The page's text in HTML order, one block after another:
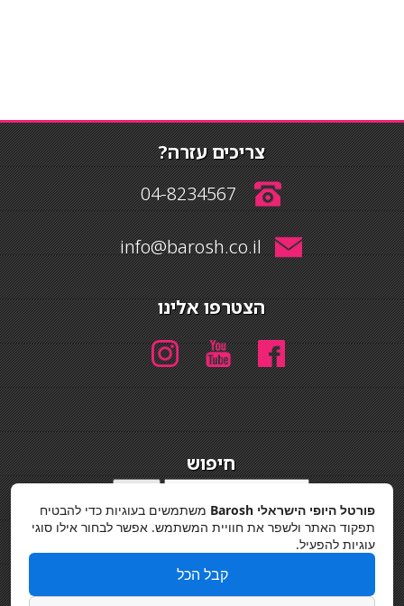
צריכים עזרה?
04-8234567
info@barosh.co.il
הצטרפו אלינו
חיפוש
מדיניות פרטיות
פורטל היופי הישראלי Barosh
משתמשים בעוגיות כדי להבטיח
תפקוד האתר ולשפר את חוויית המשתמש. אפשר לבחור אילו סוגי
עוגיות להפעיל.
קבל הכל